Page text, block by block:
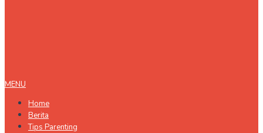
MENU
Home
Berita
Tips Parenting